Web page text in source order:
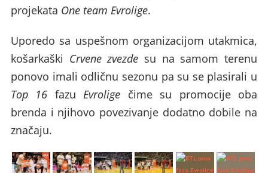
projekata One team Evrolige.
Uporedo sa uspešnom organizacijom utakmica,
košarkaški Crvene zvezde su na samom terenu
ponovo imali odličnu sezonu pa su se plasirali u
Top 16 fazuEvrolige čime su promocije oba
brenda i njihovo povezivanje dodatno dobile na
značaju.